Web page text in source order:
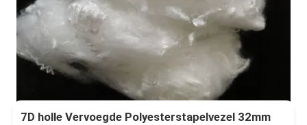
7D holle Vervoegde Polyesterstapelvezel 32mm